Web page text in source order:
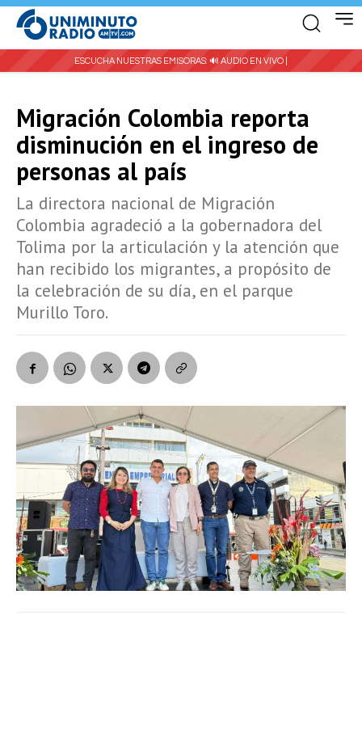
ESCUCHA NUESTRAS EMISORAS: 🔊 AUDIO EN VIVO |
Migración Colombia reporta
disminución en el ingreso de
personas al país
La directora nacional de Migración
Colombia agradeció a la gobernadora del
Tolima por la articulación y la atención que
han recibido los migrantes, a propósito de
la celebración de su día, en el parque
Murillo Toro.